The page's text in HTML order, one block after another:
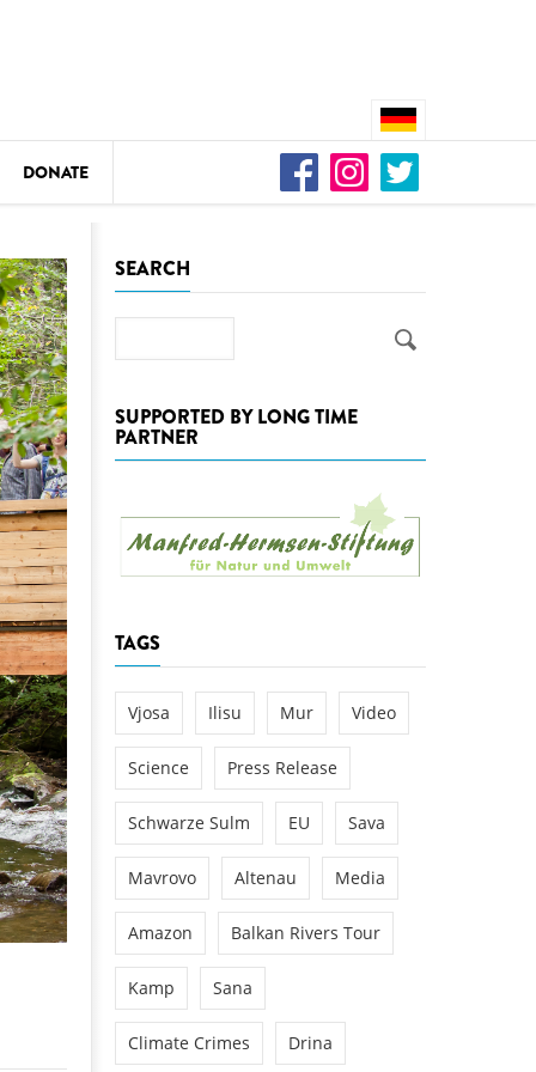
the Kamp:
of a new power
Kamp valley
DEDAMMING
Nature conservation
restoration of the Kamp Valley
DONATE
SEARCH
SUPPORTED BY LONG TIME
PARTNER
TAGS
Vjosa Ilisu Mur Video
Science Press Release
Schwarze Sulm EU Sava
Mavrovo Altenau Media
Amazon Balkan Rivers Tour
Kamp Sana
Climate Crimes Drina